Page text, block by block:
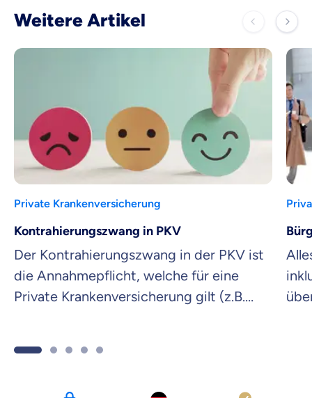
Weitere Artikel
Private Krankenversicherung
Kontrahierungszwang in PKV
Der Kontrahierungszwang in der PKV ist
die Annahmepflicht, welche für eine
Private Krankenversicherung gilt (z.B.